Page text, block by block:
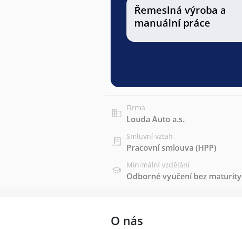
Řemeslná výroba a
manuální práce
Firma
Louda Auto a.s.
Smluvní vztah
Pracovní smlouva (HPP)
Minimální vzdělání
Odborné vyučení bez maturity
O nás